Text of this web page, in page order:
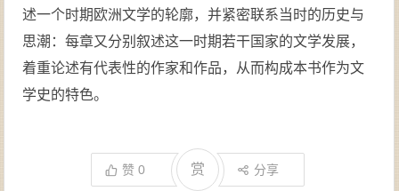
述一个时期欧洲文学的轮廓，并紧密联系当时的历史与
思潮：每章又分别叙述这一时期若干国家的文学发展，
着重论述有代表性的作家和作品，从而构成本书作为文
学史的特色。
赞0 赏 分享